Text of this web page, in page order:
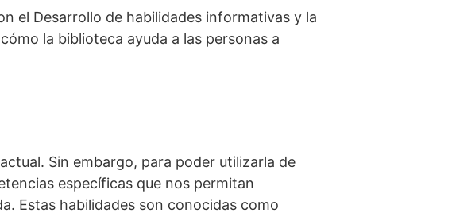
el Desarrollo de habilidades informativas y la
la biblioteca ayuda a las personas a
Sin embargo, para poder utilizarla de
específicas que nos permitan
Estas habilidades son conocidas como